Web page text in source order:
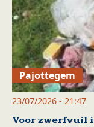
Pajottegem
23/07/2026 - 21:47
Voor zwerfvuil